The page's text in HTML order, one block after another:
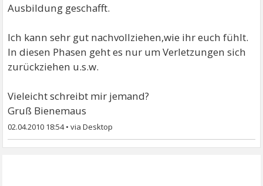
Ausbildung geschafft.
Ich kann sehr gut nachvollziehen,wie ihr euch fühlt.
In diesen Phasen geht es nur um Verletzungen sich
zurückziehen u.s.w.
Vieleicht schreibt mir jemand?
Gruß Bienemaus
02.04.2010 18:54•